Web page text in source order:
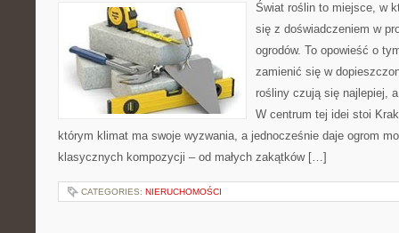
Świat roślin to miejsce, w
się z doświadczeniem w
ogrodów. To opowieść o
zamienić się w
rośliny czują się najlepiej,
W centrum tej idei stoi
którym klimat ma swoje wyzwania, a jednocześnie daje ogrom
klasycznych kompozycji – od małych zakątków […]
CATEGORIES: NIERUCHOMOŚCI